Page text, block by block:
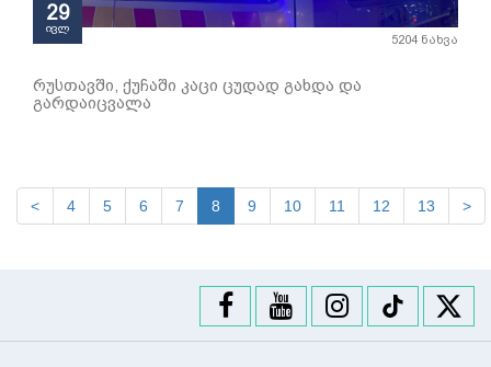
29
ივლ
5204 ნახვა
რუსთავში, ქუჩაში კაცი ცუდად გახდა და
გარდაიცვალა
< 4 5 6 7 8 9 10 11 12 13 >